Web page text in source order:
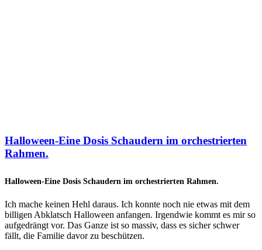
Halloween-Eine Dosis Schaudern im orchestrierten
Rahmen.
Halloween-Eine Dosis Schaudern im orchestrierten Rahmen.
Ich mache keinen Hehl daraus. Ich konnte noch nie etwas mit dem
billigen Abklatsch Halloween anfangen. Irgendwie kommt es mir so
aufgedrängt vor. Das Ganze ist so massiv, dass es sicher schwer
fällt, die Familie davor zu beschützen.